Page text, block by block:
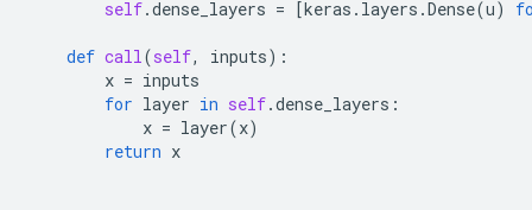
self.dense_layers = [keras . layers .Dense(u)
def call(self, inputs):
x = inputs
for layer in self.dense_layers :
x = layer(x)
return x